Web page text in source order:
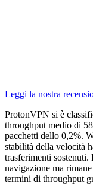
Leggi la nostra
ProtonVPN si è
throughput medio di
pacchetti dello 0,2%.
stabilità della velocità
trasferimenti sostenuti.
navigazione ma
termini di throughput